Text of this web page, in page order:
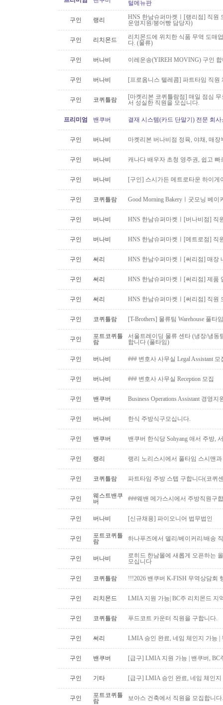
털메뉴판
구인 랭리
HNS 한남슈퍼마켓ㅣ[랭리점] 직원
운영지원/붕어빵 담당자)
구인 리치몬드
리치몬드에 위치한 식품 무역 도매
다. (물류)
구인 버나비 이레운송(YIREH MOVING) 구인
구인 버나비 [프로옴니스 텔레콤] 파트타임 직원
구인 코퀴틀람
[마켓리본 코퀴틀람점] 매일 점심
서 성실한 직원을 모십니다.
프리미엄 밴쿠버 결재 시스템(카드 단말기) 전문 회
구인 버나비 마켓리본 버나비점 정육, 야채, 매
구인 버나비 캐나다 배우자 초청 영주권, 쉽고 빠
구인 버나비 [구인] 스시가든 메트로타운 하이게
구인 코퀴틀람 Good Morning Bakeryㅣ굿모닝 베
구인 버나비 HNS 한남슈퍼마켓ㅣ[버나비점] 직
구인 버나비 HNS 한남슈퍼마켓ㅣ[메트로점] 직
구인 써리 HNS 한남수퍼마켓ㅣ[써리점] 매장
구인 써리 HNS 한남슈퍼마켓ㅣ[써리점] 제품
구인 써리 HNS 한남슈퍼마켓ㅣ[써리점] 직원
구인 코퀴틀람 [T-Brothers] 물류팀 Warehouse 풀타
구인
포트코퀴틀
람
서울트레이딩 물류 센타 (냉장/냉동
합니다 (풀타임)
구인 버나비 ### 변호사 사무실 Legal Assistant 모
구인 버나비 ### 변호사 사무실 Reception 모집
구인 밴쿠버 Business Operations Assistant 경영
구인 버나비 한식 주방식구모십니다.
구인 밴쿠버 밴쿠버 한식당 Sohyang 애서 주방,
구인 랭리 랭리 노리스시에서 풀타임 스시맨
구인 코퀴틀람 파트타임 주방 스텝 구합니다(코퀴
구인
웨스트밴쿠
버
###웨밴 메가스시에서 주방직원구
구인 버나비 [신규채용] 파이오니어 법무법인
구인
포트코퀴틀
람
하나푸즈에서 델리/베이커리/배송
구인 버나비
로히드 한남몰에 새롭게 오픈하는
모십니다
구인 코퀴틀람 !!!2026 밴쿠버 K-FISH 무역상담회
구인 리치몬드 LMIA 지원 가능| BC주 리치몬드 지
구인 코퀴틀람 푸드코트 카운터 직원을 구합니다.
구인 써리 LMIA 승인 완료, 네임 체인지 가능 |
구인 밴쿠버 [급구] LMIA 지원 가능 | 밴쿠버,
구인 기타 [급구] LMIA 승인 완료, 네임 체인
구인
포트코퀴틀
람
보아스 건축에서 직원을 모집합니다.